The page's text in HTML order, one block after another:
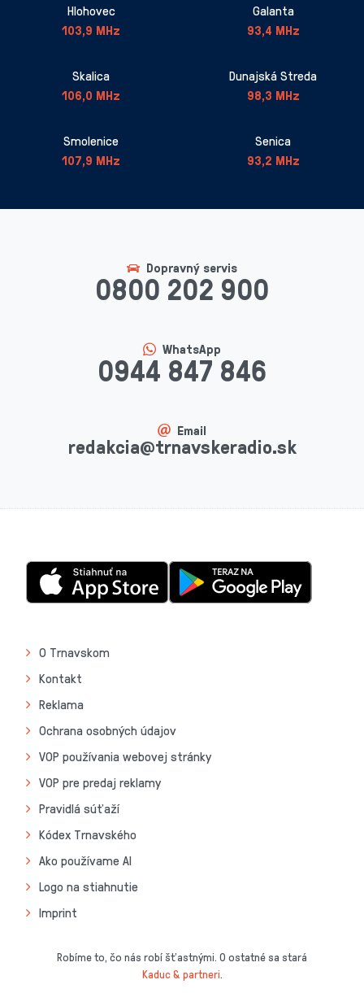
Hlohovec
103,9 MHz
Galanta
93,4 MHz
Skalica
106,0 MHz
Dunajská Streda
98,3 MHz
Smolenice
107,9 MHz
Senica
93,2 MHz
Dopravný servis
0800 202 900
WhatsApp
0944 847 846
Email
redakcia@trnavskeradio.sk
O Trnavskom
Kontakt
Reklama
Ochrana osobných údajov
VOP používania webovej stránky
VOP pre predaj reklamy
Pravidlá súťaží
Kódex Trnavského
Ako používame AI
Logo na stiahnutie
Imprint
Robíme to, čo nás robí šťastnými. O ostatné sa stará
Kaduc & partneri.